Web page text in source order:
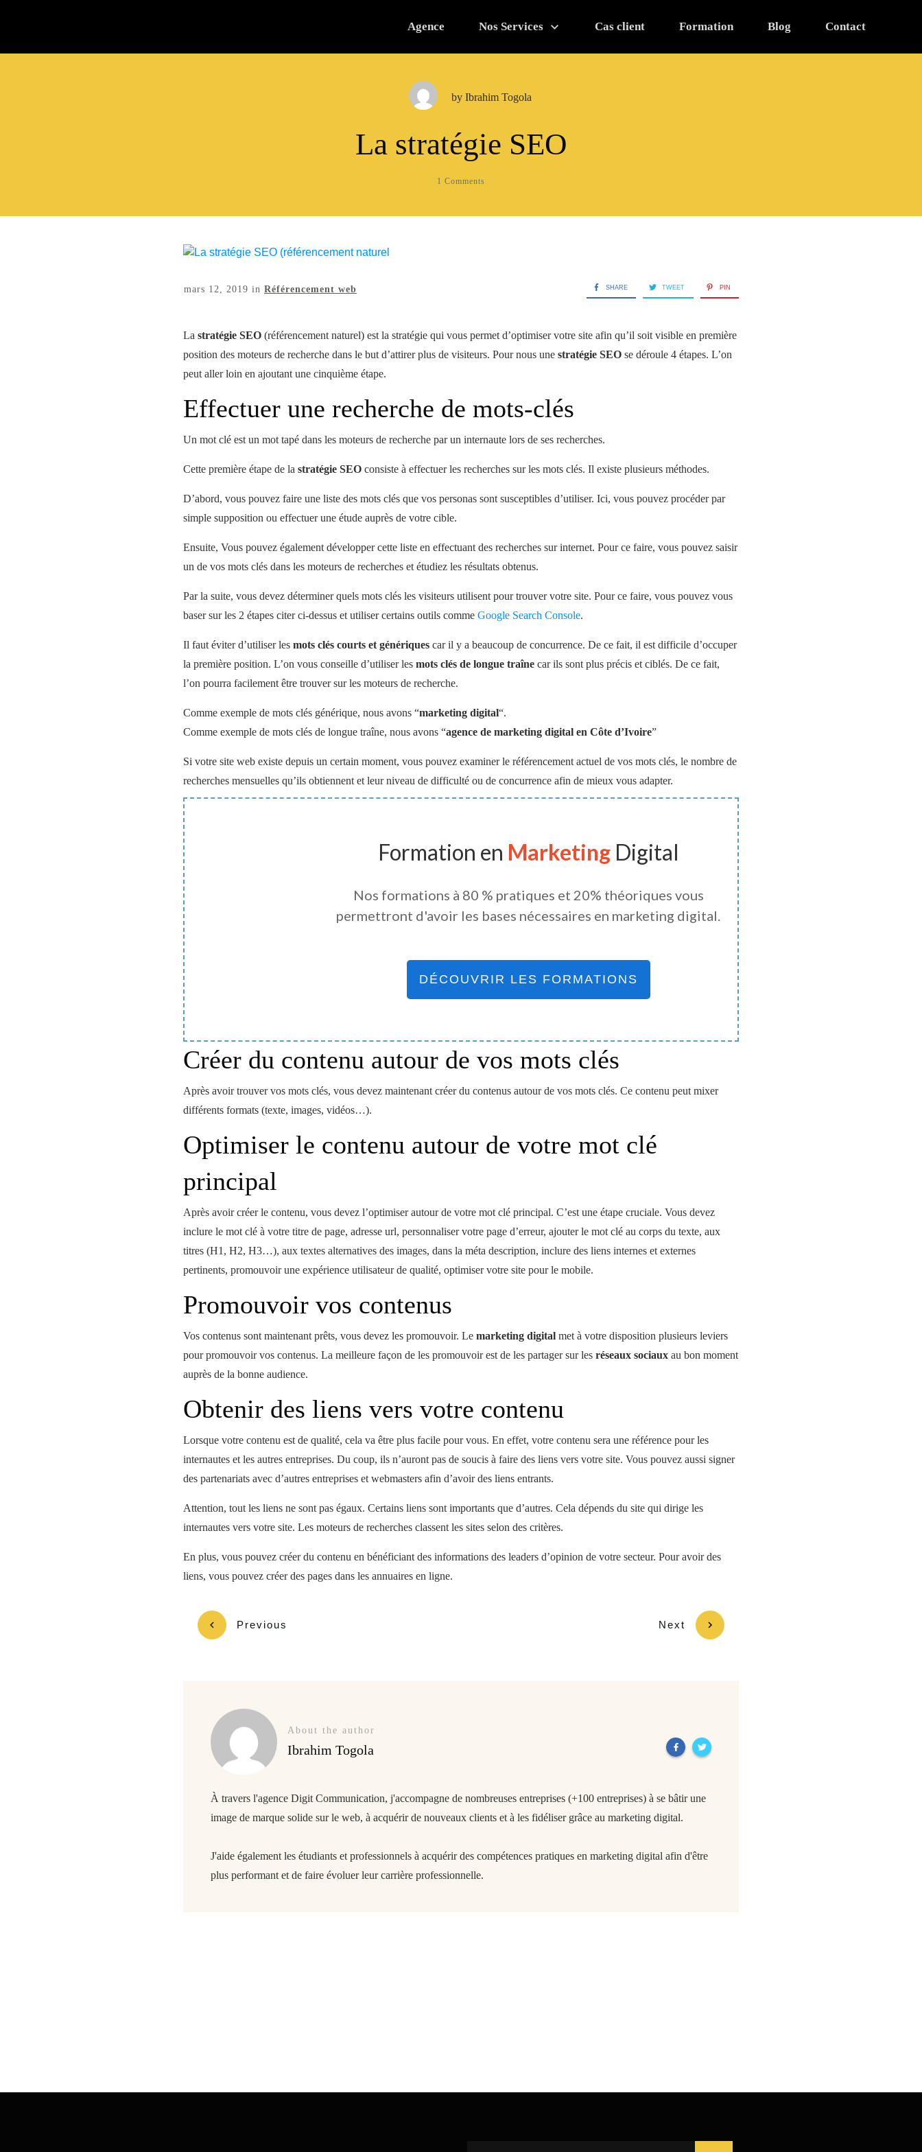
Agence Nos Services Cas client Formation Blog Contact
by Ibrahim Togola
La stratégie SEO
1 Comments
mars 12, 2019 in Référencement web SHARE TWEET PIN
La stratégie SEO (référencement naturel) est la stratégie qui vous permet d’optimiser votre site afin qu’il soit visible en première
position des moteurs de recherche dans le but d’attirer plus de visiteurs. Pour nous une stratégie SEO se déroule 4 étapes. L’on
peut aller loin en ajoutant une cinquième étape.
Effectuer une recherche de mots-clés
Un mot clé est un mot tapé dans les moteurs de recherche par un internaute lors de ses recherches.
Cette première étape de la stratégie SEO consiste à effectuer les recherches sur les mots clés. Il existe plusieurs méthodes.
D’abord, vous pouvez faire une liste des mots clés que vos personas sont susceptibles d’utiliser. Ici, vous pouvez procéder par
simple supposition ou effectuer une étude auprès de votre cible.
Ensuite, Vous pouvez également développer cette liste en effectuant des recherches sur internet. Pour ce faire, vous pouvez saisir
un de vos mots clés dans les moteurs de recherches et étudiez les résultats obtenus.
Par la suite, vous devez déterminer quels mots clés les visiteurs utilisent pour trouver votre site. Pour ce faire, vous pouvez vous
baser sur les 2 étapes citer ci-dessus et utiliser certains outils comme Google Search Console.
Il faut éviter d’utiliser les mots clés courts et génériques car il y a beaucoup de concurrence. De ce fait, il est difficile d’occuper
la première position. L’on vous conseille d’utiliser les mots clés de longue traîne car ils sont plus précis et ciblés. De ce fait,
l’on pourra facilement être trouver sur les moteurs de recherche.
Comme exemple de mots clés générique, nous avons “marketing digital“.
Comme exemple de mots clés de longue traîne, nous avons “agence de marketing digital en Côte d’Ivoire”
Si votre site web existe depuis un certain moment, vous pouvez examiner le référencement actuel de vos mots clés, le nombre de
recherches mensuelles qu’ils obtiennent et leur niveau de difficulté ou de concurrence afin de mieux vous adapter.
Formation en MarketingDigital
Nos formations à 80 % pratiques et 20% théoriques vous
permettront d'avoir les bases nécessaires en marketing digital.
DÉCOUVRIR LES FORMATIONS
Créer du contenu autour de vos mots clés
Après avoir trouver vos mots clés, vous devez maintenant créer du contenus autour de vos mots clés. Ce contenu peut mixer
différents formats (texte, images, vidéos…).
Optimiser le contenu autour de votre mot clé
principal
Après avoir créer le contenu, vous devez l’optimiser autour de votre mot clé principal. C’est une étape cruciale. Vous devez
inclure le mot clé à votre titre de page, adresse url, personnaliser votre page d’erreur, ajouter le mot clé au corps du texte, aux
titres (H1, H2, H3…), aux textes alternatives des images, dans la méta description, inclure des liens internes et externes
pertinents, promouvoir une expérience utilisateur de qualité, optimiser votre site pour le mobile.
Promouvoir vos contenus
Vos contenus sont maintenant prêts, vous devez les promouvoir. Le marketing digital met à votre disposition plusieurs leviers
pour promouvoir vos contenus. La meilleure façon de les promouvoir est de les partager sur les réseaux sociaux au bon moment
auprès de la bonne audience.
Obtenir des liens vers votre contenu
Lorsque votre contenu est de qualité, cela va être plus facile pour vous. En effet, votre contenu sera une référence pour les
internautes et les autres entreprises. Du coup, ils n’auront pas de soucis à faire des liens vers votre site. Vous pouvez aussi signer
des partenariats avec d’autres entreprises et webmasters afin d’avoir des liens entrants.
Attention, tout les liens ne sont pas égaux. Certains liens sont importants que d’autres. Cela dépends du site qui dirige les
internautes vers votre site. Les moteurs de recherches classent les sites selon des critères.
En plus, vous pouvez créer du contenu en bénéficiant des informations des leaders d’opinion de votre secteur. Pour avoir des
liens, vous pouvez créer des pages dans les annuaires en ligne.
Previous Next
About the author
Ibrahim Togola
À travers l'agence Digit Communication, j'accompagne de nombreuses entreprises (+100 entreprises) à se bâtir une
image de marque solide sur le web, à acquérir de nouveaux clients et à les fidéliser grâce au marketing digital.
J'aide également les étudiants et professionnels à acquérir des compétences pratiques en marketing digital afin d'être
plus performant et de faire évoluer leur carrière professionnelle.